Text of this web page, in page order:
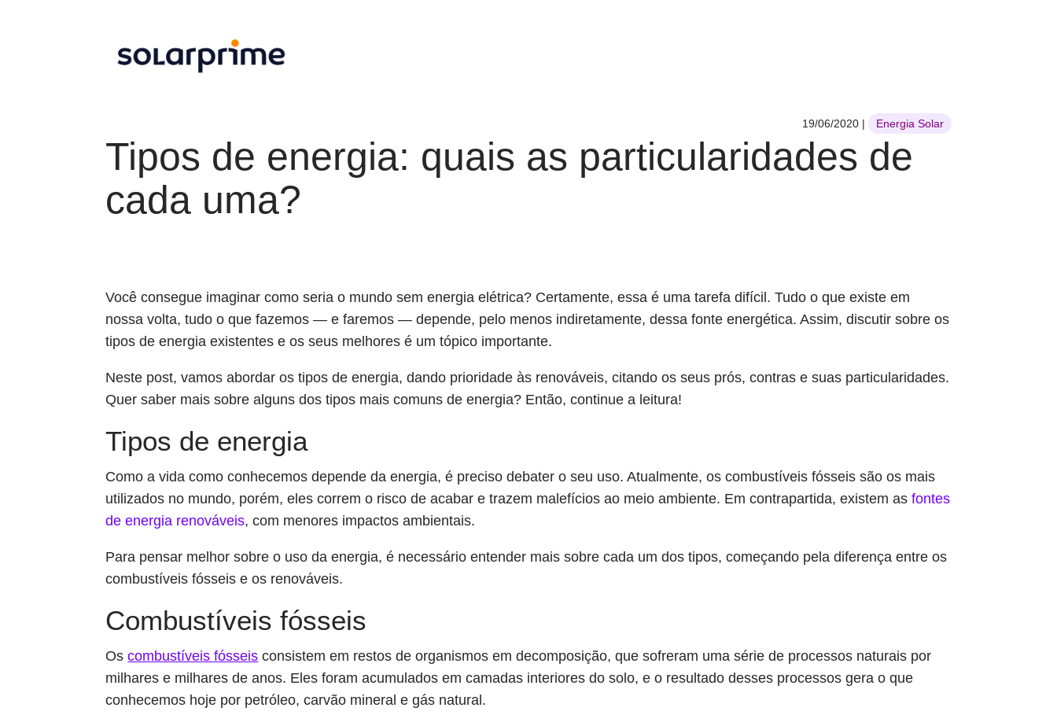
Tipos de energia: quais as particularidades de
cada uma?
19/06/2020| Energia Solar
Você consegue imaginar como seria o mundo sem energia elétrica? Certamente, essa é uma tarefa difícil. Tudo o que existe em
nossa volta, tudo o que fazemos — e faremos — depende, pelo menos indiretamente, dessa fonte energética. Assim, discutir sobre os
tipos de energia existentes e os seus melhores é um tópico importante.
Neste post, vamos abordar os tipos de energia, dando prioridade às renováveis, citando os seus prós, contras e suas particularidades.
Quer saber mais sobre alguns dos tipos mais comuns de energia? Então, continue a leitura!
Tipos de energia
Como a vida como conhecemos depende da energia, é preciso debater o seu uso. Atualmente, os combustíveis fósseis são os mais
utilizados no mundo, porém, eles correm o risco de acabar e trazem malefícios ao meio ambiente. Em contrapartida, existem asfontes
de energia renováveis, com menores impactos ambientais.
Para pensar melhor sobre o uso da energia, é necessário entender mais sobre cada um dos tipos, começando pela diferença entre os
combustíveis fósseis e os renováveis.
Combustíveis fósseis
Oscombustíveis fósseis consistem em restos de organismos em decomposição, que sofreram uma série de processos naturais por
milhares e milhares de anos. Eles foram acumulados em camadas interiores do solo, e o resultado desses processos gera o que
conhecemos hoje por petróleo, carvão mineral e gás natural.